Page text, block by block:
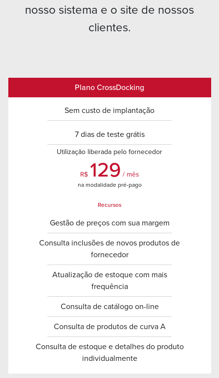
nosso sistema e o site de nossos
clientes.
Plano CrossDocking
Sem custo de implantação
7 dias de teste grátis
Utilização liberada pelo fornecedor
R$ 129 / mês
na modalidade pré-pago
Recursos
Gestão de preços com sua margem
Consulta inclusões de novos produtos de
fornecedor
Atualização de estoque com mais
frequência
Consulta de catálogo on-line
Consulta de produtos de curva A
Consulta de estoque e detalhes do produto
individualmente